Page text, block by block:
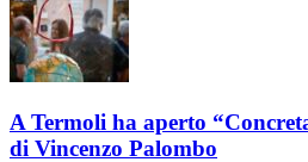
A Termoli ha aperto
di Vincenzo Palombo